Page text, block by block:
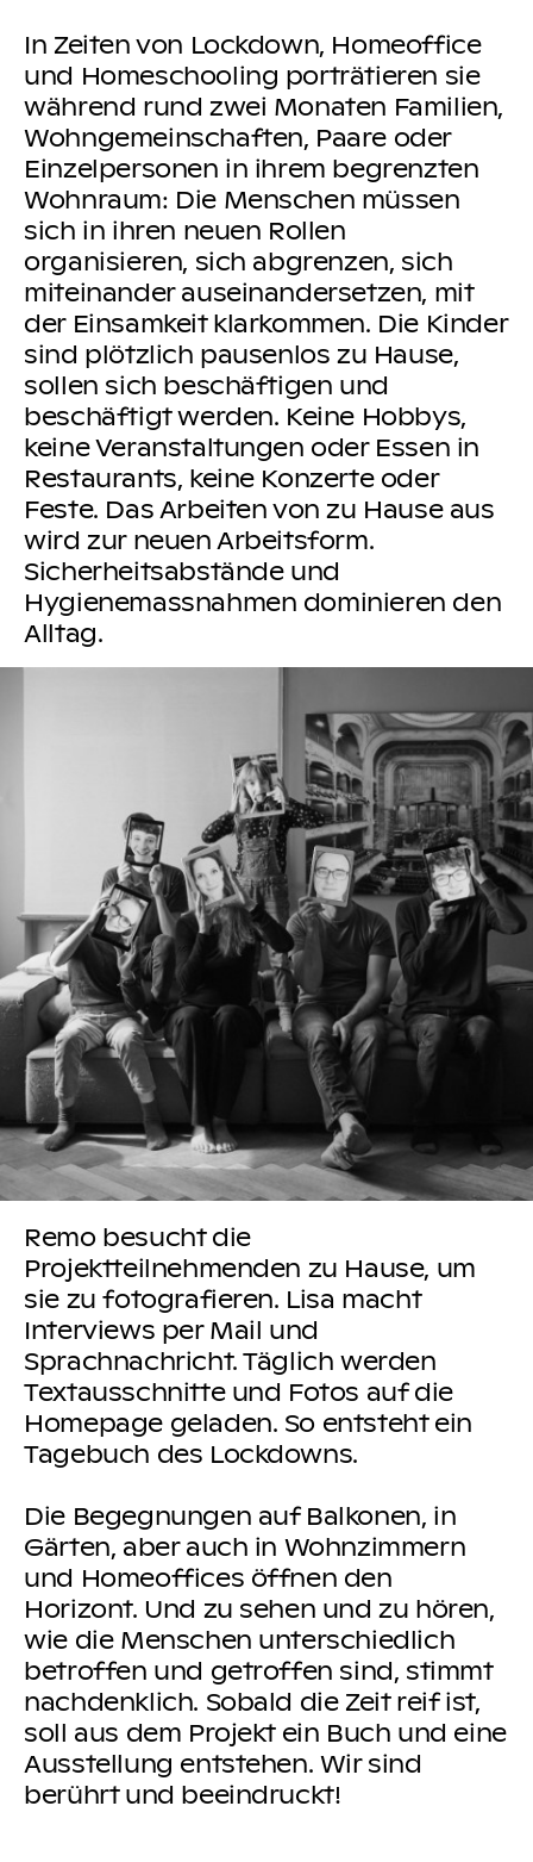
In Zeiten von Lockdown, Homeoffice
und Homeschooling porträtieren sie
während rund zwei Monaten Familien,
Wohngemeinschaften, Paare oder
Einzelpersonen in ihrem begrenzten
Wohnraum: Die Menschen müssen
sich in ihren neuen Rollen
organisieren, sich abgrenzen, sich
miteinander auseinandersetzen, mit
der Einsamkeit klarkommen. Die Kinder
sind plötzlich pausenlos zu Hause,
sollen sich beschäftigen und
beschäftigt werden. Keine Hobbys,
keine Veranstaltungen oder Essen in
Restaurants, keine Konzerte oder
Feste. Das Arbeiten von zu Hause aus
wird zur neuen Arbeitsform.
Sicherheitsabstände und
Hygienemassnahmen dominieren den
Alltag.
Remo besucht die
Projektteilnehmenden zu Hause, um
sie zu fotografieren. Lisa macht
Interviews per Mail und
Sprachnachricht. Täglich werden
Textausschnitte und Fotos auf die
Homepage geladen. So entsteht ein
Tagebuch des Lockdowns.
Die Begegnungen auf Balkonen, in
Gärten, aber auch in Wohnzimmern
und Homeoffices öffnen den
Horizont. Und zu sehen und zu hören,
wie die Menschen unterschiedlich
betroffen und getroffen sind, stimmt
nachdenklich. Sobald die Zeit reif ist,
soll aus dem Projekt ein Buch und eine
Ausstellung entstehen. Wir sind
berührt und beeindruckt!